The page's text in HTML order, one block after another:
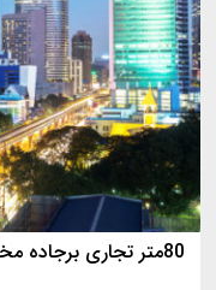
80متر تجاری برجاده مخصوص لشکری